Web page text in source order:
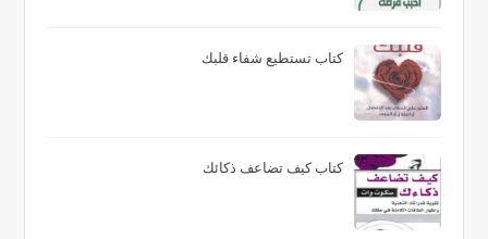
كتاب تستطيع شفاء قلبك
كتاب كيف تضاعف ذكائك